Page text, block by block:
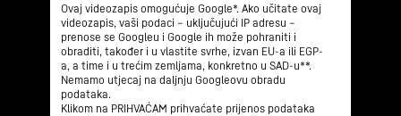
Ovaj videozapis omogućuje Google*. Ako učitate ovaj
videozapis, vaši podaci – uključujući IP adresu –
prenose se Googleu i Google ih može pohraniti i
obraditi, također i u vlastite svrhe, izvan EU-a ili EGP-
a, a time i u trećim zemljama, konkretno u SAD-u**.
Nemamo utjecaj na daljnju Googleovu obradu
podataka.
Klikom na PRIHVAĆAM prihvaćate prijenos podataka